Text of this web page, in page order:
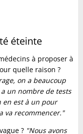
éteinte
à proposer à
quelle raison ?
on a beaucoup
un nombre de tests
en est à un pour
va recommencer."
? "Nous avons